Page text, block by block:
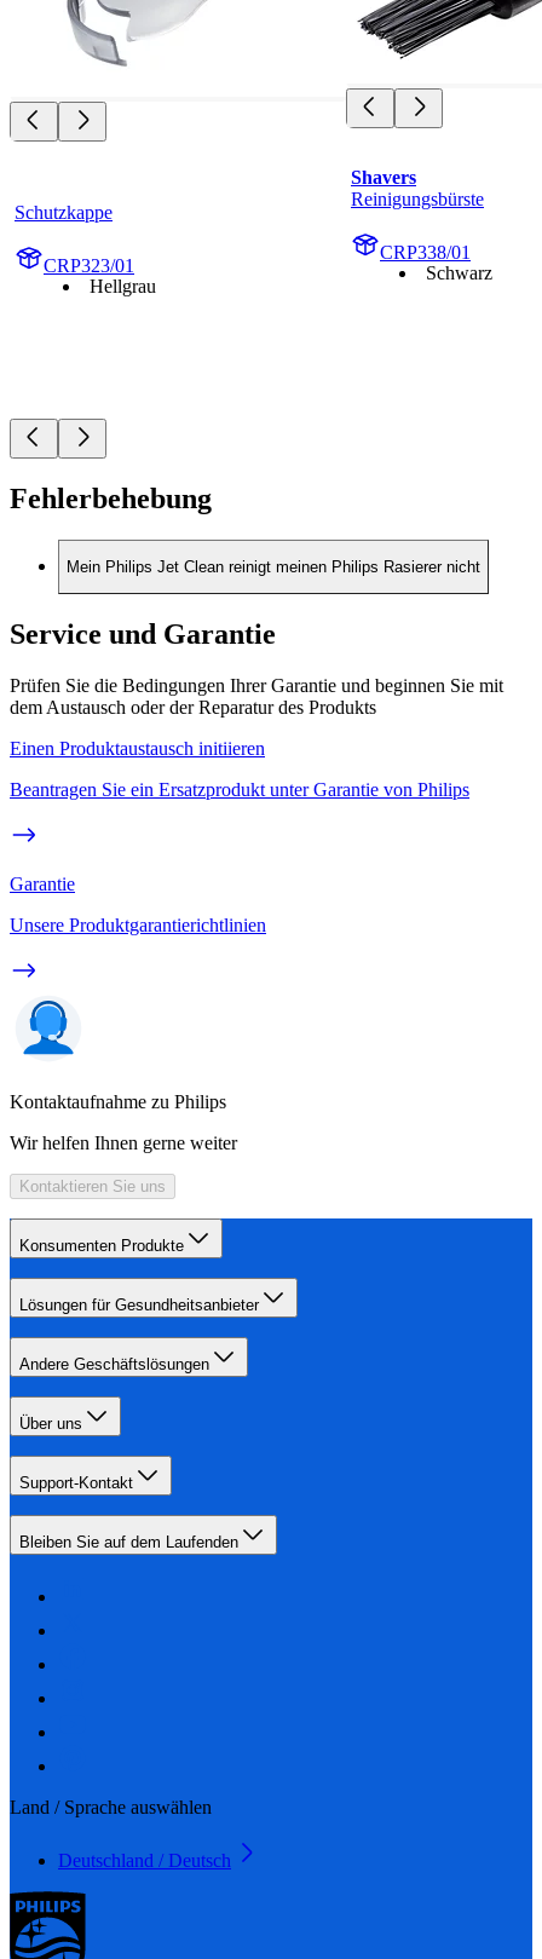
Schutzkappe
CRP323/01
Hellgrau
Shavers
Reinigungsbürste
CRP338/01
Schwarz
Fehlerbehebung
Mein Philips Jet Clean reinigt meinen Philips Rasierer nicht
Service und Garantie
Prüfen Sie die Bedingungen Ihrer Garantie und beginnen Sie mit
dem Austausch oder der Reparatur des Produkts
Einen Produktaustausch initiieren
Beantragen Sie ein Ersatzprodukt unter Garantie von Philips
Garantie
Unsere Produktgarantierichtlinien
Kontaktaufnahme zu Philips
Wir helfen Ihnen gerne weiter
Kontaktieren Sie uns
Konsumenten Produkte
Lösungen für Gesundheitsanbieter
Andere Geschäftslösungen
Über uns
Support-Kontakt
Bleiben Sie auf dem Laufenden
Land / Sprache auswählen
Deutschland / Deutsch